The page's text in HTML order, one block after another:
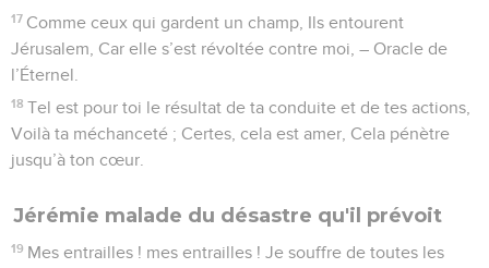
17 Comme ceux qui gardent un champ, Ils entourent
Jérusalem, Car elle s’est révoltée contre moi, – Oracle de
l’Éternel.
18 Tel est pour toi le résultat de ta conduite et de tes actions,
Voilà ta méchanceté ; Certes, cela est amer, Cela pénètre
jusqu’à ton cœur.
Jérémie malade du désastre qu'il prévoit
19 Mes entrailles ! mes entrailles ! Je souffre de toutes les